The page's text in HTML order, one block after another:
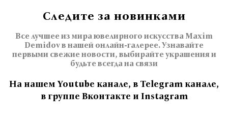
Следите за новинками
Все лучшее из мира ювелирного искусства Maxim
Demidov в нашей онлайн-галерее. Узнавайте
первыми свежие новости, выбирайте украшения и
будьте всегда на связи
На нашем Youtube канале, в Telegram канале,
в группе Вконтакте и Instagram